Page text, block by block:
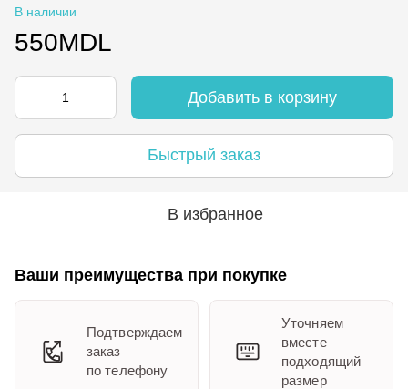
В наличии
550MDL
Добавить в корзину
Быстрый заказ
В избранное
Ваши преимущества при покупке
Подтверждаем
заказ
по телефону
Уточняем
вместе
подходящий
размер